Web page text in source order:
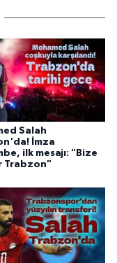
Salah
İmza
ilk mesajı: "Bize
Trabzon"